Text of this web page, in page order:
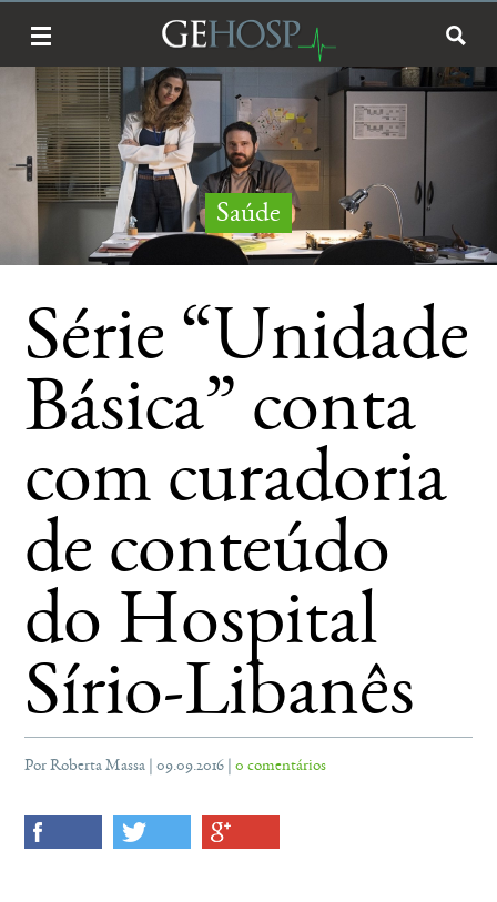
Saúde
Série “Unidade
Básica” conta
com curadoria
de conteúdo
do Hospital
Sírio-Libanês
Por Roberta Massa | 09.09.2016 |0 comentários